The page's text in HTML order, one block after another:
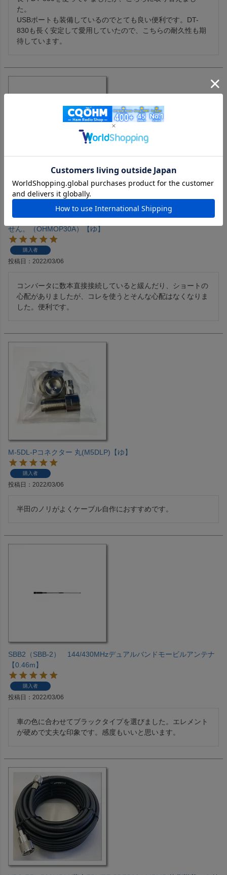
た。
USBポートも装備しているのでとても良い便利です。DT-
830も長く安定して愛用していたので、こちらの耐久性も期
待しています。
OHM-OP30A CQオームオリジナルワンタッチ電源ソケット。是
非ご利用下さい！安定化電源端子周りの救世主！ 社内ではワン
タッチでパチンと解決の『ワンパチくん』と呼ばれています。
30A/4台までを楽々配線！※簡易パッケージ/取説などはございま
せん。（OHMOP30A）【ゆ】
購入者
投稿日 2022/03/06
コンバータに数本直接接続していると緩んだり、ショートの
心配がありましたが、コレを使うとそんな心配はなくなりま
した。便利です。
M-5DL-Pコネクター 丸(M5DLP)【ゆ】
購入者
投稿日 2022/03/06
半田のノリがよくケーブル自作におすすめです。
SBB2（SBB-2） 144/430MHzデュアルバンドモービルアンテナ
【0.46m】
購入者
投稿日 2022/03/06
車の色に合わせてブラックタイプを選びました。エレメント
が硬めで丈夫な印象です。感度もいいと思います。